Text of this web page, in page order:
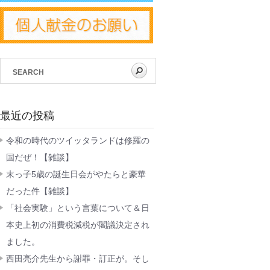
最近の投稿
令和の時代のツイッタランドは修羅の
国だぜ！【雑談】
末っ子5歳の誕生日会がやたらと豪華
だった件【雑談】
「社会実験」という言葉について＆日
本史上初の消費税減税が閣議決定され
ました。
西田亮介先生から謝罪・訂正が。そし